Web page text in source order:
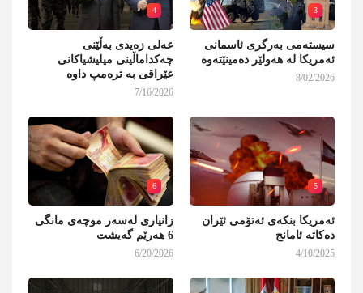
3
سیستەمی بەرگری ئاسمانی
ئەمریکا لە هەولێر دەمینێتەوە
8/02/2026
4
عەلی زەیدی بەڵێنی
چەکداماڵینی میلیشیاکانی
عێراقی بە ترەمپ داوە
7/16/2026
5
ئەمریکا بنکەی ئەتۆمی ئێران
دەکاتە ئامانج
4/10/2025
6
زانیاری لەسەر موچەی مانگی
6 هەرێم گەیشت
6/20/2026